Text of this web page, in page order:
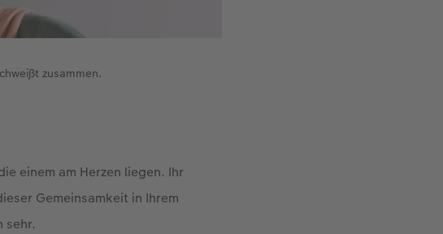
zusammen.
einem am Herzen liegen. Ihr
Gemeinsamkeit in Ihrem
sehr.